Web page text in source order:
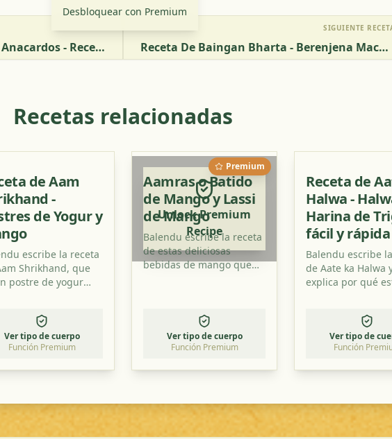
Desbloquear con Premium
Badam Paneer En Salsa De Anacardos - Receta De Almendras Y Queso Indio En Salsa De Anacardos
SIGUIENTE
Receta De Baingan Bharta - Berenjena Machacada
Recetas relacionadas
de Aam
-
de Yogur y
escribe la receta
Shrikhand, que
postre de yogur
también!
Ver tipo de cuerpo
Función Premium
Premium
Unlock Premium
Recipe
Aamras o Batido
de Mango y Lassi
de Mango
Balendu escribe la receta
de estas deliciosas
bebidas de mango que
Ver tipo de cuerpo
Función Premium
Receta de
Halwa -
Harina de
fácil y rápida
Balendu escribe
de Aate ka Halwa
explica por qué
puedes encontrar.
Ver tipo de
Función